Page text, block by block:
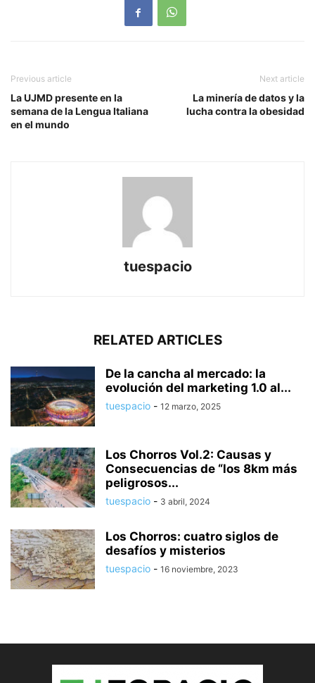
Previous article
La UJMD presente en la
semana de la Lengua Italiana
en el mundo
Next article
La minería de datos y la
lucha contra la obesidad
tuespacio
RELATED ARTICLES
De la cancha al mercado: la
evolución del marketing 1.0 al...
tuespacio - 12 marzo, 2025
Los Chorros Vol.2: Causas y
Consecuencias de “los 8km más
peligrosos...
tuespacio - 3 abril, 2024
Los Chorros: cuatro siglos de
desafíos y misterios
tuespacio - 16 noviembre, 2023